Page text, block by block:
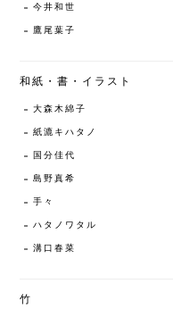
今井和世
鷹尾葉子
和紙・書・イラスト
大森木綿子
紙漉キハタノ
国分佳代
島野真希
手々
ハタノワタル
溝口春菜
竹